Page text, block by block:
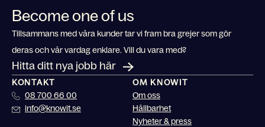
Become one of us
Tillsammans med våra kunder tar vi fram bra grejer som gör
deras och vår vardag enklare. Vill du vara med?
Hitta ditt nya jobb här
KONTAKT
08 700 66 00
info@knowit.se
OM KNOWIT
Om oss
Hållbarhet
Nyheter & press